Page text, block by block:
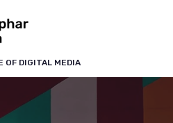
OF DIGITAL MEDIA